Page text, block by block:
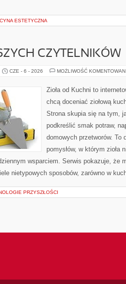
ESTETYCZNA
CZYTELNIKÓW
CZE - 6 - 2026 MOŻLIWOŚĆ
Zioła od Kuchni to
chcą doceniać ziołową
Strona skupia się na tym,
podkreślić smak potraw,
domowych przetworów. To
pomysłów, w którym zioła
wsparciem. Serwis pokazuje, że
nietypowych sposobów, zarówno w
PRZYSZŁOŚCI